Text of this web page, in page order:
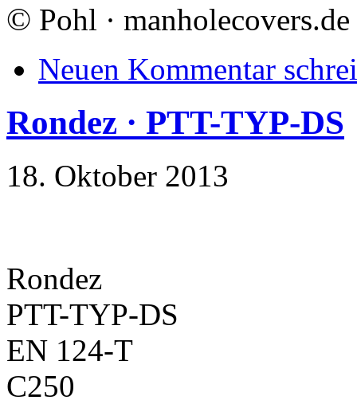
© Pohl · manholecovers.de
Neuen Kommentar
Rondez · PTT-TYP-DS
18. Oktober 2013
Rondez
PTT-TYP-DS
EN 124-T
C250